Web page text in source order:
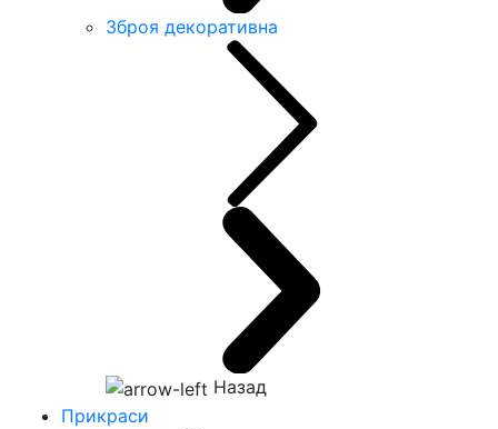
Зброя декоративна
Назад
Прикраси